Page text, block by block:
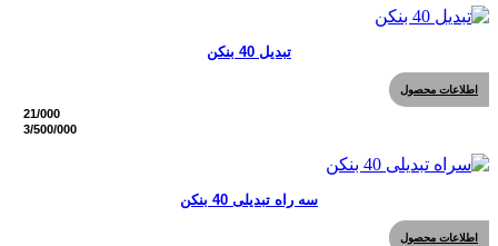
تبدیل 40 بنکن
اطلاعات محصول
سه راه تبدیلی 40 بنکن
اطلاعات محصول